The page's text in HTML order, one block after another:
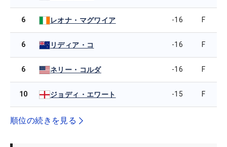
6 レオナ・マグワイア -16 F
6 リディア・コ -16 F
6 ネリー・コルダ -16 F
10 ジョディ・エワート -15 F
順位の続きを見る